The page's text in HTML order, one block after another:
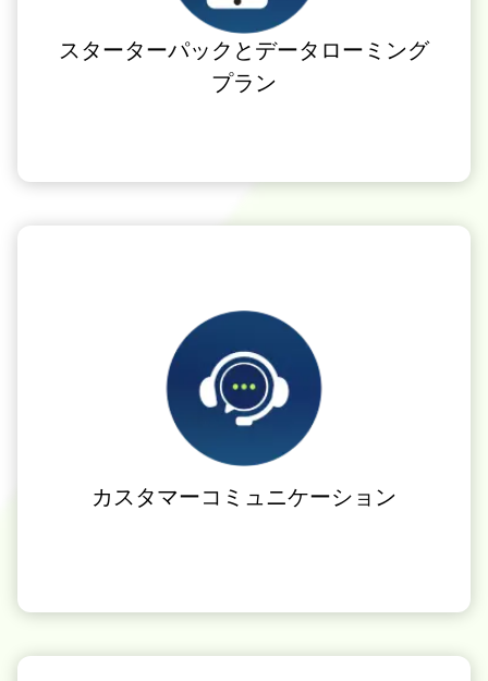
スターターパックとデータローミング
プラン
カスタマーコミュニケーション